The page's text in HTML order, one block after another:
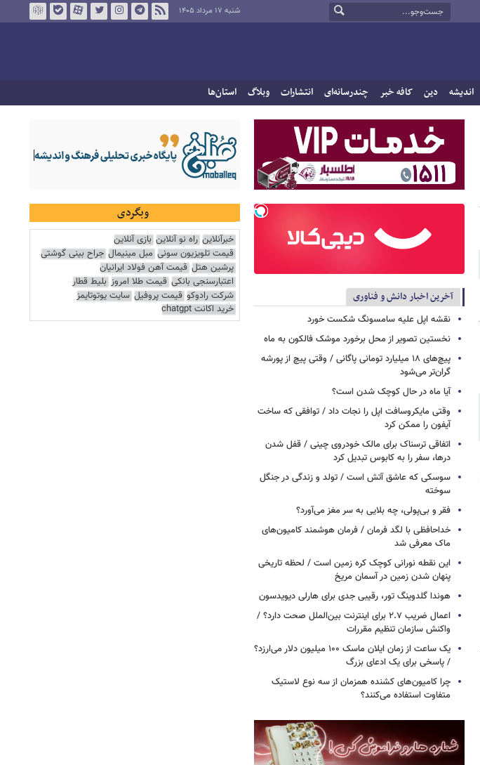
شنبه ۱۷ مرداد ۱۴۰۵
اندیشه دین کافه خبر چندرسانه‌ای انتشارات وبلاگ استان‌ها
آخرین اخبار دانش و فناوری
نقشه اپل علیه سامسونگ شکست خورد
نخستین تصویر از محل برخورد موشک فالکون به ماه
پیچ‌های ۱۸ میلیارد تومانی پاگانی / وقتی پیچ از پورشه
گران‌تر می‌شود
آیا ماه در حال کوچک شدن است؟
وقتی مایکروسافت اپل را نجات داد / توافقی که ساخت
آیفون را ممکن کرد
اتفاقی ترسناک برای مالک خودروی چینی / قفل شدن
درها، سفر را به کابوس تبدیل کرد
سوسکی که عاشق آتش است / تولد و زندگی در جنگل
سوخته
فقر و بی‌پولی، چه بلایی به سر مغز می‌آورد؟
خداحافظی با لگد فرمان / فرمان هوشمند کامیون‌های
ماک معرفی شد
این نقطه نورانی کوچک کره زمین است / لحظه تاریخی
پنهان شدن زمین در آسمان مریخ
هوندا گلدوینگ تور، رقیبی جدی برای هارلی دیویدسون
اعمال ضریب ۲.۷ برای اینترنت بین‌الملل صحت دارد؟ /
واکنش سازمان تنظیم مقررات
یک ساعت از زمان ایلان ماسک ۱۰۰ میلیون دلار می‌ارزد؟
/ پاسخی برای یک ادعای بزرگ
چرا کامیون‌های کشنده همزمان از سه نوع لاستیک
متفاوت استفاده می‌کنند؟
وبگردی
خبرآنلاین راه نو آنلاین بازی آنلاین
قیمت تلویزیون سونی مبل مینیمال جراح بینی گوشتی
پرشین هتل قیمت آهن فولاد ایرانیان
اعتبارسنجی بانکی قیمت طلا امروز بلیط قطار
شرکت رادوکو قیمت پروفیل سایت یوتوتایمز
خرید اکانت chatgpt